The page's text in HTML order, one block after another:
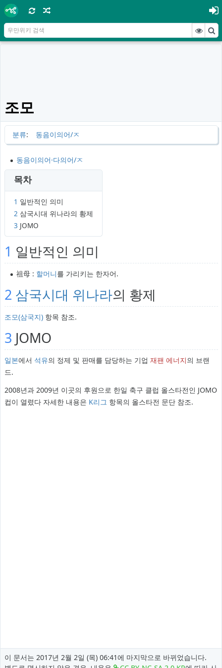
조모
분류: 동음이의어/ㅈ
동음이의어·다의어/ㅈ
목차
1 일반적인 의미
2 삼국시대 위나라의 황제
3 JOMO
1 일반적인 의미
祖母 : 할머니를 가리키는 한자어.
2 삼국시대 위나라의 황제
조모(삼국지)항목 참조.
3 JOMO
일본에서 석유의 정제 및 판매를 담당하는 기업 재팬 에너지의 브랜
드.
2008년과 2009년 이곳의 후원으로 한일 축구 클럽 올스타전인 JOMO
컵이 열렸다 자세한 내용은 K리그 항목의 올스타전 문단 참조.
이 문서는 2017년 2월 2일 (목) 06:41에 마지막으로 바뀌었습니다.